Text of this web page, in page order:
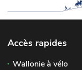
Accès rapides
Wallonie à vélo